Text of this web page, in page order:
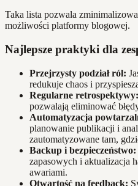
Taka lista pozwala
możliwości platformy blogowej.
Najlepsze praktyki dla
Przejrzysty podział ról:
redukuje chaos i
Regularne retrospektywy:
pozwalają eliminować
Automatyzacja
planowanie publikacji i
zautomatyzowane tam,
Backup i bezpieczeństwo:
zapasowych i aktualizacja
awariami.
Otwartość na feedback: